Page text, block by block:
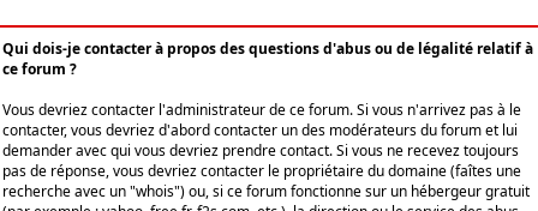
Qui dois-je contacter à propos des questions d'abus ou de légalité relatif à
ce forum ?
Vous devriez contacter l'administrateur de ce forum. Si vous n'arrivez pas à le
contacter, vous devriez d'abord contacter un des modérateurs du forum et lui
demander avec qui vous devriez prendre contact. Si vous ne recevez toujours
pas de réponse, vous devriez contacter le propriétaire du domaine (faîtes une
recherche avec un "whois") ou, si ce forum fonctionne sur un hébergeur gratuit